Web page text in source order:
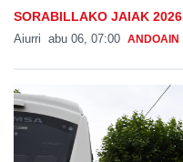
SORABILLAKO JAIAK 2026
Aiurri abu 06, 07:00 ANDOAIN